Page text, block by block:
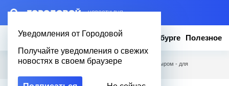
– НОВОСТИ ДНЯ
Уведомления от Городовой
Получайте уведомления о свежих
новостях в своем браузере
Новости Эксклюзив Вопросы о Петербурге Полезное
Городовой Полезное / Рецепт лепешек с творогом и сыром - для